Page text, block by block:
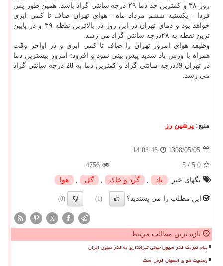
روز ۳۸ و كمترین حد دما ۲۹ درجه سانتی گراد باشد. همین طور پس
فردا - یكشنبه ششم مرداد ماه - هوای تهران صاف تا كمی ابری
خواهد بود و دمای تهران در این روز در بالاترین نقطه ۳۹ و در پایین
ترین نقطه به ۲۸درجه سانتی گراد می رسد.
وظیفه هوای امروز تهران را صاف تا كمی ابری و در اواخر وقت
همراه با وزش باد شدید پیش بینی نمود و افزود: امروز بیشترین دما
در تهران 39درجه سانتی گراد و كمترین دما به 28 درجه سانتی گراد
می رسد.
منبع: پرشین رز
1398/05/05
14:03:46
5.0
/
5
4756
تگهای خبر:
باد , گرد و خاك , گل , هوا
این مطلب را می پسندید؟ (1)
(0)
X
تازه ترین مطالب مرتبط
پیام تبریک فدراسیون جهانی تیراندازی به فدراسیون ایران
وضعیت هوای اصفهان قرمز است